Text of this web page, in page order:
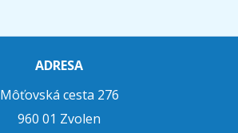
ADRESA
Môťovská cesta 276
960 01 Zvolen